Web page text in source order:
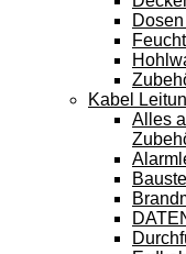
Kabel
Alles